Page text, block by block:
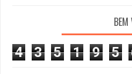
4 3 5 1 9 5